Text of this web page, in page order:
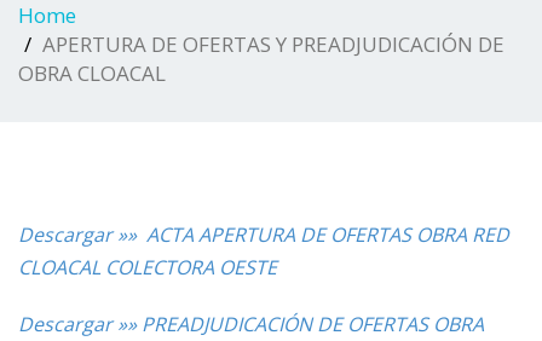
Home
APERTURA DE OFERTAS Y PREADJUDICACIÓN DE
OBRA CLOACAL
Descargar »» ACTA APERTURA DE OFERTAS OBRA RED
CLOACAL COLECTORA OESTE
Descargar »»PREADJUDICACIÓN DE OFERTAS OBRA